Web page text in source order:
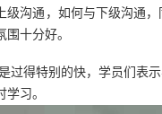
级沟通，如何与下级沟通
十分好。
过得特别的快，学员们表
习。